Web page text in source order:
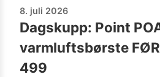
8. juli 2026
Dagskupp: Point
varmluftsbørste
499